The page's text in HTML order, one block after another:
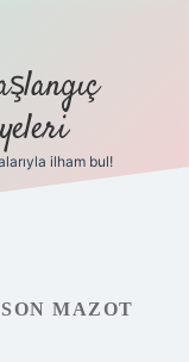
ilham bul!
MAZOT